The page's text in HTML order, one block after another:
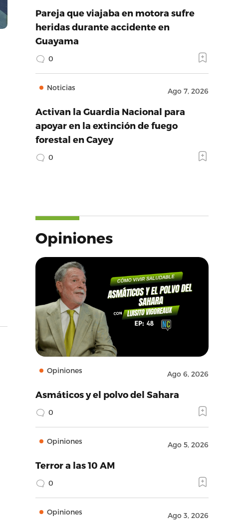
Pareja que viajaba en motora sufre
heridas durante accidente en
Guayama
0
Noticias Ago 7, 2026
Activan la Guardia Nacional para
apoyar en la extinción de fuego
forestal en Cayey
0
Opiniones
Opiniones Ago 6, 2026
Asmáticos y el polvo del Sahara
0
Opiniones Ago 5, 2026
Terror a las 10 AM
0
Opiniones Ago 3, 2026